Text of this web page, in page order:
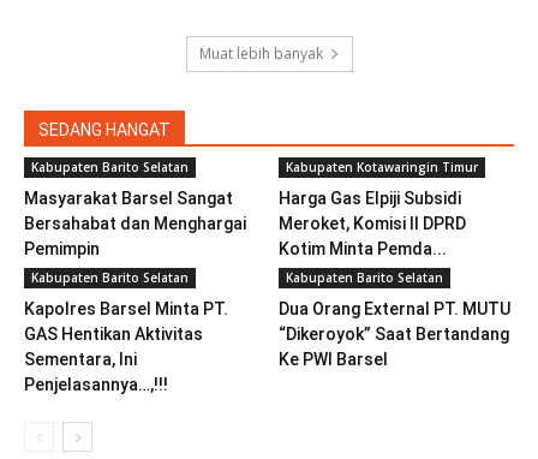
Muat lebih banyak
SEDANG HANGAT
Kabupaten Barito Selatan
Masyarakat Barsel Sangat
Bersahabat dan Menghargai
Pemimpin
Kabupaten Kotawaringin Timur
Harga Gas Elpiji Subsidi
Meroket, Komisi II DPRD
Kotim Minta Pemda...
Kabupaten Barito Selatan
Kapolres Barsel Minta PT.
GAS Hentikan Aktivitas
Sementara, Ini
Penjelasannya…,!!!
Kabupaten Barito Selatan
Dua Orang External PT. MUTU
“Dikeroyok” Saat Bertandang
Ke PWI Barsel